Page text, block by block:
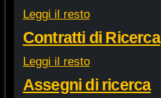
Leggi il resto
Contratti di Ricerca
Leggi il resto
Assegni di ricerca